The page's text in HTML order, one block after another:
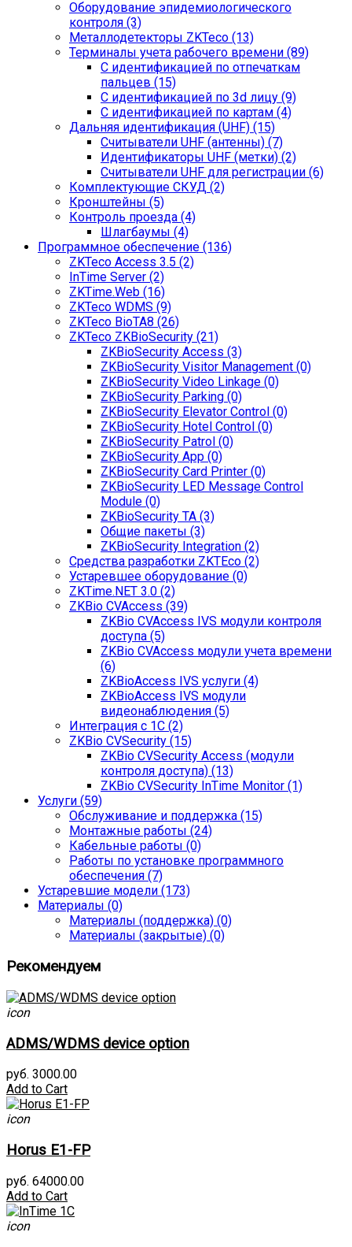
Оборудование эпидемиологического
контроля (3)
Металлодетекторы ZKTeco (13)
Терминалы учета рабочего времени (89)
С идентификацией по отпечаткам
пальцев (15)
С идентификацией по 3d лицу (9)
С идентификацией по картам (4)
Дальняя идентификация (UHF) (15)
Считыватели UHF (антенны) (7)
Идентификаторы UHF (метки) (2)
Считыватели UHF для регистрации (6)
Комплектующие СКУД (2)
Кронштейны (5)
Контроль проезда (4)
Шлагбаумы (4)
Программное обеспечение (136)
ZKTeco Access 3.5 (2)
InTime Server (2)
ZKTime.Web (16)
ZKTeco WDMS (9)
ZKTeco BioTA8 (26)
ZKTeco ZKBioSecurity (21)
ZKBioSecurity Access (3)
ZKBioSecurity Visitor Management (0)
ZKBioSecurity Video Linkage (0)
ZKBioSecurity Parking (0)
ZKBioSecurity Elevator Control (0)
ZKBioSecurity Hotel Control (0)
ZKBioSecurity Patrol (0)
ZKBioSecurity App (0)
ZKBioSecurity Card Printer (0)
ZKBioSecurity LED Message Control
Module (0)
ZKBioSecurity TA (3)
Общие пакеты (3)
ZKBioSecurity Integration (2)
Средства разработки ZKTEco (2)
Устаревшее оборудование (0)
ZKTime.NET 3.0 (2)
ZKBio CVAccess (39)
ZKBio CVAccess IVS модули контроля
доступа (5)
ZKBio CVAccess модули учета времени
(6)
ZKBioAccess IVS услуги (4)
ZKBioAccess IVS модули
видеонаблюдения (5)
Интеграция с 1С (2)
ZKBio CVSecurity (15)
ZKBio CVSecurity Access (модули
контроля доступа) (13)
ZKBio CVSecurity InTime Monitor (1)
Услуги (59)
Обслуживание и поддержка (15)
Монтажные работы (24)
Кабельные работы (0)
Работы по установке программного
обеспечения (7)
Устаревшие модели (173)
Материалы (0)
Материалы (поддержка) (0)
Материалы (закрытые) (0)
Рекомендуем
icon
ADMS/WDMS device option
руб. 3000.00
Add to Cart
icon
Horus E1-FP
руб. 64000.00
Add to Cart
icon